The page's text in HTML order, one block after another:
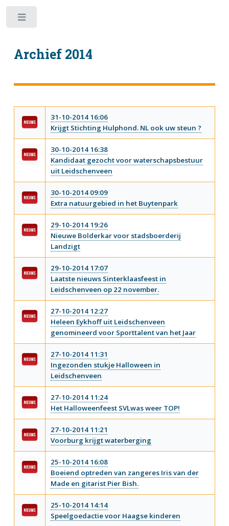
Archief 2014
31-10-2014 16:06
Krijgt Stichting Hulphond. NL ook uw steun ?
30-10-2014 16:38
Kandidaat gezocht voor waterschapsbestuur
uit Leidschenveen
30-10-2014 09:09
Extra natuurgebied in het Buytenpark
29-10-2014 19:26
Nieuwe Bolderkar voor stadsboerderij
Landzigt
29-10-2014 17:07
Laatste nieuws Sinterklaasfeest in
Leidschenveen op 22 november.
27-10-2014 12:27
Heleen Eykhoff uit Leidschenveen
genomineerd voor Sporttalent van het Jaar
27-10-2014 11:31
Ingezonden stukje Halloween in
Leidschenveen
27-10-2014 11:24
Het Halloweenfeest SVLwas weer TOP!
27-10-2014 11:21
Voorburg krijgt waterberging
25-10-2014 16:08
Boeiend optreden van zangeres Iris van der
Made en gitarist Pier Bish.
25-10-2014 14:14
Speelgoedactie voor Haagse kinderen